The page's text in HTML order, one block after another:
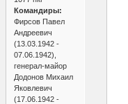
Командиры:
Фирсов Павел
Андреевич
(13.03.1942 -
07.06.1942),
генерал-майор
Додонов Михаил
Яковлевич
(17.06.1942 -